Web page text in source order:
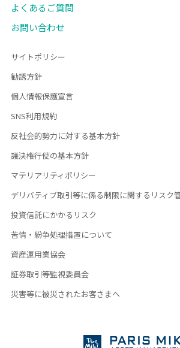
よくあるご質問
お問い合わせ
サイトポリシー
勧誘方針
個人情報保護宣言
SNS利用規約
反社会的勢力に対する基本方針
議決権行使の基本方針
マテリアリティポリシー
デリバティブ取引等に係る制限に関するリスク
投資信託にかかるリスク
苦情・紛争処理措置について
資産運用業協会
証券取引等監視委員会
災害等に被災されたお客さまへ